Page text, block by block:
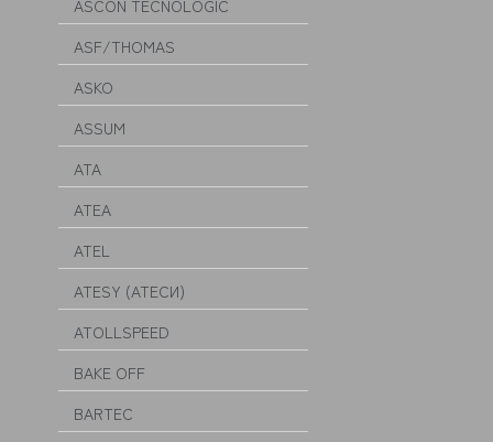
ASCON TECNOLOGIC
ASF/THOMAS
ASKO
ASSUM
ATA
ATEA
ATEL
ATESY (АТЕСИ)
ATOLLSPEED
BAKE OFF
BARTEC